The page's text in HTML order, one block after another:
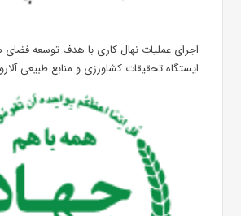
اجرای عملیات نهال کاری با هدف توسعه
ایستگاه تحقیقات کشاورزی و منابع طبیعی